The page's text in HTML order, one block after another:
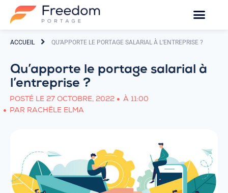
ACCUEIL QU’APPORTE LE PORTAGE SALARIAL À L’ENTREPRISE ?
Qu’apporte le portage salarial à
l’entreprise ?
POSTÉ LE 27 OCTOBRE, 2022 À 11:00
PAR RACHËLE ELMA